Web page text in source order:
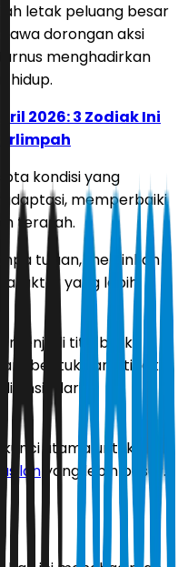
letak peluang besar
dorongan aksi
menghadirkan
hidup.
2026: 3 Zodiak Ini
kondisi yang
memperbaiki
terarah.
tujuan, melainkan
yang lebih
menjadi titik balik
bentuk yang tidak
dari
utama untuk
yang lebih besar.